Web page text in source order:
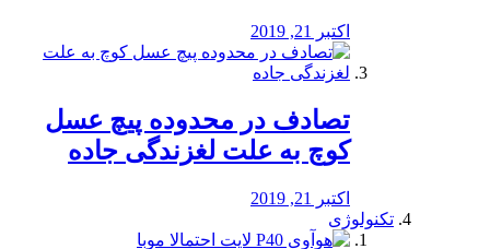
اکتبر 21, 2019
تصادف در محدوده پیچ عسل
کوچ به علت لغزندگی جاده
اکتبر 21, 2019
تکنولوژی